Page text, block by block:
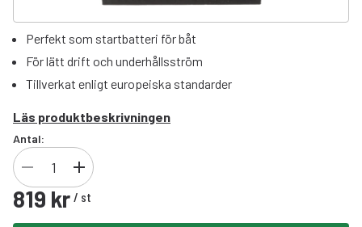
Perfekt som startbatteri för båt
För lätt drift och underhållsström
Tillverkat enligt europeiska standarder
Läs produktbeskrivningen
Antal:
819 kr / st